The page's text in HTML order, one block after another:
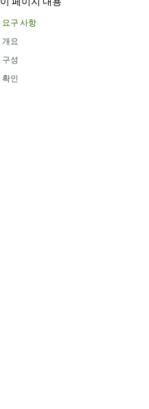
요구 사항
개요
구성
확인